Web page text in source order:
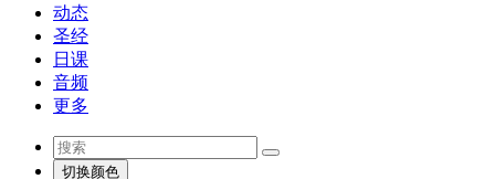
动态
圣经
日课
音频
更多
切换颜色